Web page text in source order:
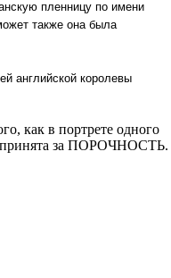
пленницу по имени
также она была
английской королевы
как в портрете одного
принята за ПОРОЧНОСТЬ.